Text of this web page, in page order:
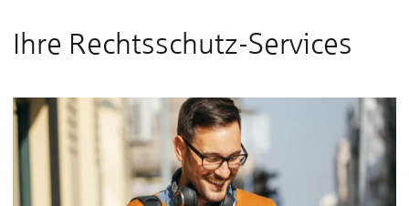
Ihre Rechtsschutz-Services